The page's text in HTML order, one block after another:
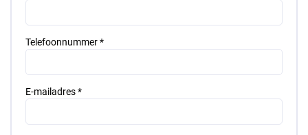
Telefoonnummer *
E-mailadres *